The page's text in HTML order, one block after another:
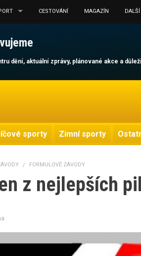
dění, aktuální zprávy, plánované akce a
CESTOVÁNÍ MAGAZÍN DALŠÍ
sporty Zimní sporty
FORMULOVÉ ZÁVODY
z nejlepších